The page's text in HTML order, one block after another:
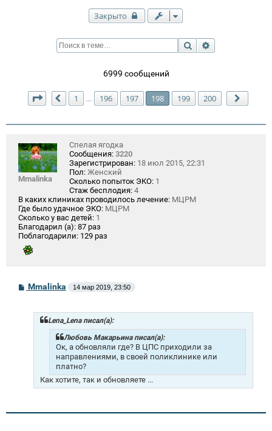
Закрыто
Поиск
6999 сообщений
Страница 198 из200
Пред.
1 … 196 197 198 199 200
Mmalinka
Спелая ягодка
Сообщения: 3220
Зарегистрирован: 18 июл 2015, 22:31
Пол: Женский
Сколько попыток ЭКО: 1
Стаж бесплодия: 4
В каких клиниках проводилось лечение: МЦРМ
Где было удачное ЭКО: МЦРМ
Сколько у вас детей: 1
Благодарил (а): 87 раз
Поблагодарили: 129 раз
СMmalinka 14 мар 2019, 23:50
Lena_Lena писал(а):
Любовь Макарьина писал(а):
Ок, а обновляли где? В ЦПС приходили за
направлениями, в своей поликлинике или
платно?
Как хотите, так и обновляете ...